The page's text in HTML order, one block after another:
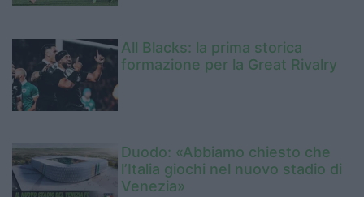
All Blacks: la prima storica
formazione per la Great Rivalry
Duodo: «Abbiamo chiesto che
l’Italia giochi nel nuovo stadio di
Venezia»